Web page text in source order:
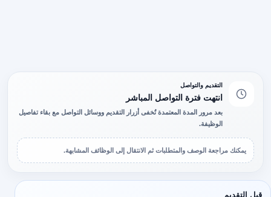
التقديم والتواصل
انتهت فترة التواصل المباشر
بعد مرور المدة المعتمدة تُخفى أزرار التقديم ووسائل التواصل مع بقاء تفاصيل
الوظيفة.
يمكنك مراجعة الوصف والمتطلبات ثم الانتقال إلى الوظائف المشابهة.
قبل التقديم